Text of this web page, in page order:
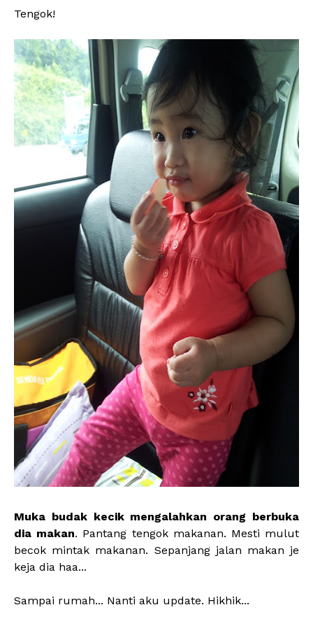
Tengok!
Muka budak kecik mengalahkan orang berbuka
dia makan. Pantang tengok makanan. Mesti mulut
becok mintak makanan. Sepanjang jalan makan je
keja dia haa...
Sampai rumah... Nanti aku update. Hikhik...